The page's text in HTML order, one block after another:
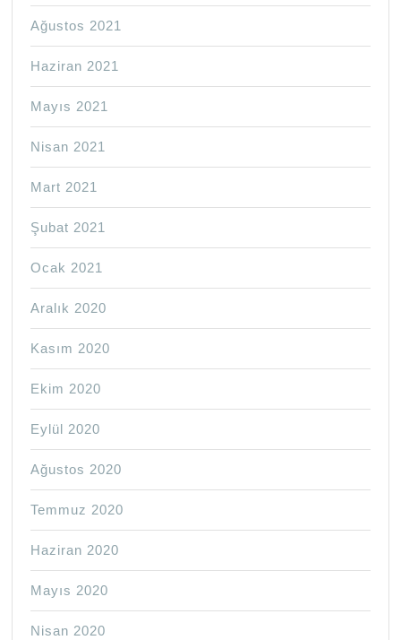
Ağustos 2021
Haziran 2021
Mayıs 2021
Nisan 2021
Mart 2021
Şubat 2021
Ocak 2021
Aralık 2020
Kasım 2020
Ekim 2020
Eylül 2020
Ağustos 2020
Temmuz 2020
Haziran 2020
Mayıs 2020
Nisan 2020